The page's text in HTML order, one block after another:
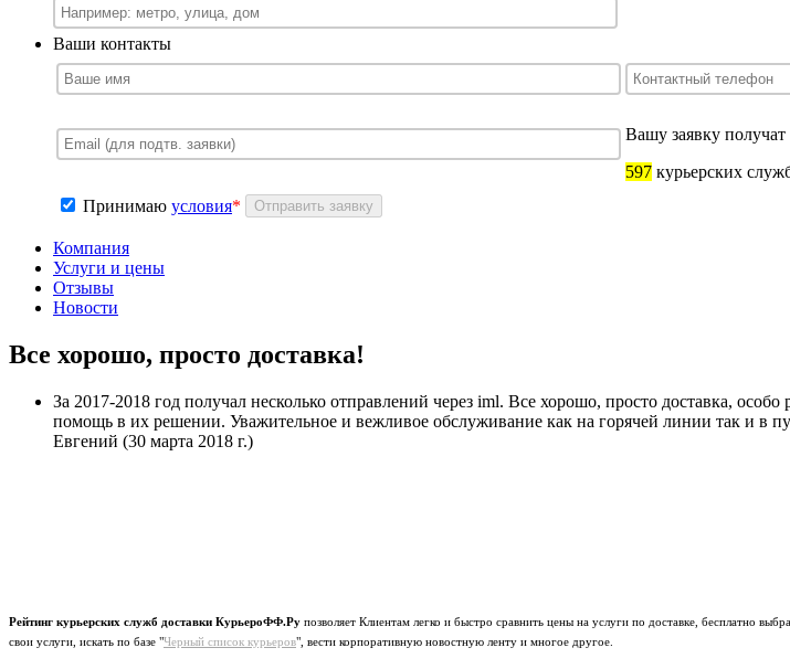
Ваши контакты
Вашу заявку получат
597 курьерских
Принимаю условия*
Компания
Услуги и цены
Отзывы
Новости
Все хорошо, просто доставка!
За 2017-2018 год получал несколько отправлений через iml. Все хорошо, просто доставка,
помощь в их решении. Уважительное и вежливое обслуживание как на горячей линии так и в
Евгений (30 марта 2018 г.)
Рейтинг курьерских служб доставки КурьероФФ.Ру позволяет Клиентам легко и быстро сравнить цены на услуги по доставке, бесплатно
свои услуги, искать по базе "Черный список курьеров", вести корпоративную новостную ленту и многое другое.